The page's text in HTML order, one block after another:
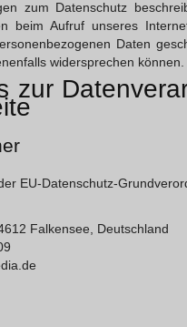
zum Datenschutz
beim Aufruf unseres
Daten
widersprechen können.
zur
EU-Datenschutz-
Falkensee, Deutschland